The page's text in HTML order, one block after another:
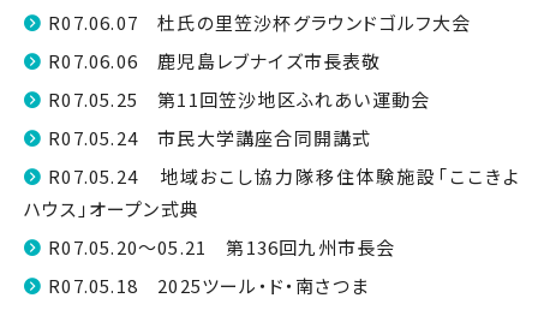
R07.06.07 杜氏の里笠沙杯グラウンドゴルフ大会
R07.06.06 鹿児島レブナイズ市長表敬
R07.05.25 第11回笠沙地区ふれあい運動会
R07.05.24 市民大学講座合同開講式
R07.05.24 地域おこし協力隊移住体験施設「ここきよ
ハウス」オープン式典
R07.05.20～05.21 第136回九州市長会
R07.05.18 2025ツール・ド・南さつま